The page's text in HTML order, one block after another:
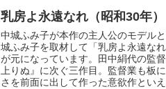
乳房よ永遠なれ（昭和30年）
中城ふみ子が本作の主人公のモデル
城ふみ子を取材して「乳房よ永遠な
が元になっています。田中絹代の監
上りぬ』に次ぐ三作目。監督業も板
さを前面に出して作った意欲作といえ